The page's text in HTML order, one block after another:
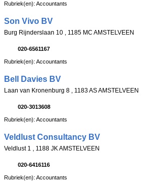
Rubriek(en): Accountants
Son Vivo BV
Burg Rijnderslaan 10 , 1185 MC AMSTELVEEN
020-6561167
Rubriek(en): Accountants
Bell Davies BV
Laan van Kronenburg 8 , 1183 AS AMSTELVEEN
020-3013608
Rubriek(en): Accountants
Veldlust Consultancy BV
Veldlust 1 , 1188 JK AMSTELVEEN
020-6416116
Rubriek(en): Accountants